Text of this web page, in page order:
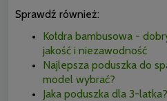
Sprawdź również:
Kołdra bambusowa -
jakość i niezawodność
Najlepsza poduszka do
model wybrać?
Jaka poduszka dla 3-